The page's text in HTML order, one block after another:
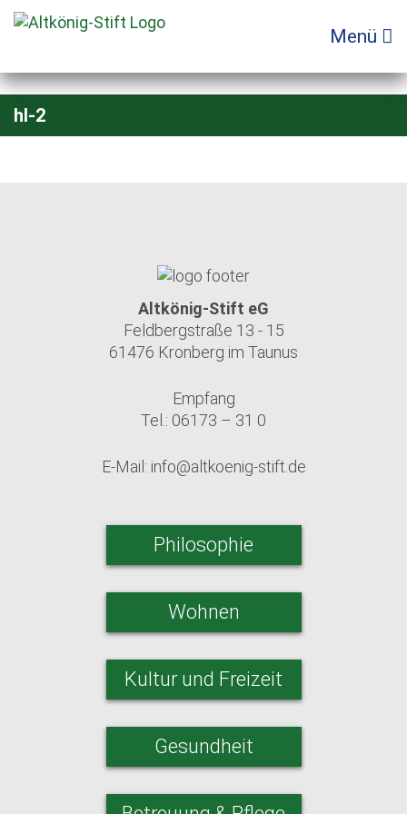
Zum
Inhalt
Menü
hl-2
Altkönig-Stift eG
Feldbergstraße 13 - 15
61476 Kronberg im Taunus
Empfang
Tel.: 06173 – 31 0
E-Mail: info@altkoenig-stift.de
Philosophie
Wohnen
Kultur und Freizeit
Gesundheit